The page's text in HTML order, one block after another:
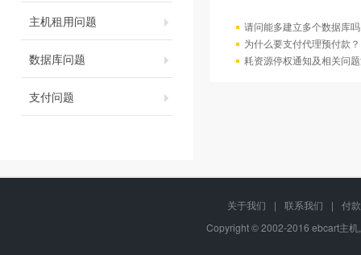
主机租用问题
数据库问题
支付问题
请问能多建立多个数据库
为什么要支付代理预付款？
耗资源停权通知及相关问
关于我们 | 联系我们 |
付
Copyright © 2002-2016 ebcart主